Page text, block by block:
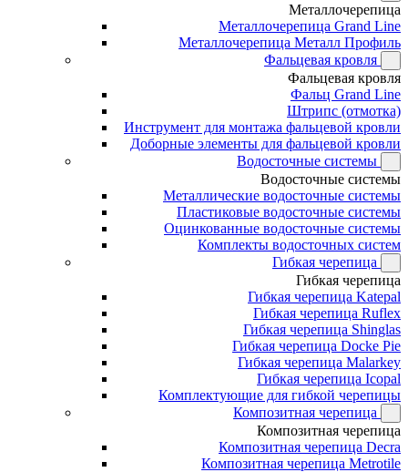
Металлочерепица
Металлочерепица Grand Line
Металлочерепица Металл Профиль
Фальцевая кровля
Фальцевая кровля
Фальц Grand Line
Штрипс (отмотка)
Инструмент для монтажа фальцевой кровли
Доборные элементы для фальцевой кровли
Водосточные системы
Водосточные системы
Металлические водосточные системы
Пластиковые водосточные системы
Оцинкованные водосточные системы
Комплекты водосточных систем
Гибкая черепица
Гибкая черепица
Гибкая черепица Katepal
Гибкая черепица Ruflex
Гибкая черепица Shinglas
Гибкая черепица Docke Pie
Гибкая черепица Malarkey
Гибкая черепица Icopal
Комплектующие для гибкой черепицы
Композитная черепица
Композитная черепица
Композитная черепица Decra
Композитная черепица Metrotile